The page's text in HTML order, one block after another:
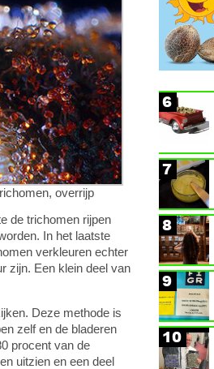
overrijp
de trichomen rijpen
In het laatste
verkleuren echter
zijn. Een klein deel van
Deze methode is
zelf en de bladeren
procent van de
uitzien en een deel
6
7
8
9
10